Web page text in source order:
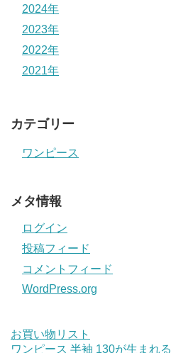
2024年
2023年
2022年
2021年
カテゴリー
ワンピース
メタ情報
ログイン
投稿フィード
コメントフィード
WordPress.org
お買い物リスト
ワンピース 半袖 130が生まれる